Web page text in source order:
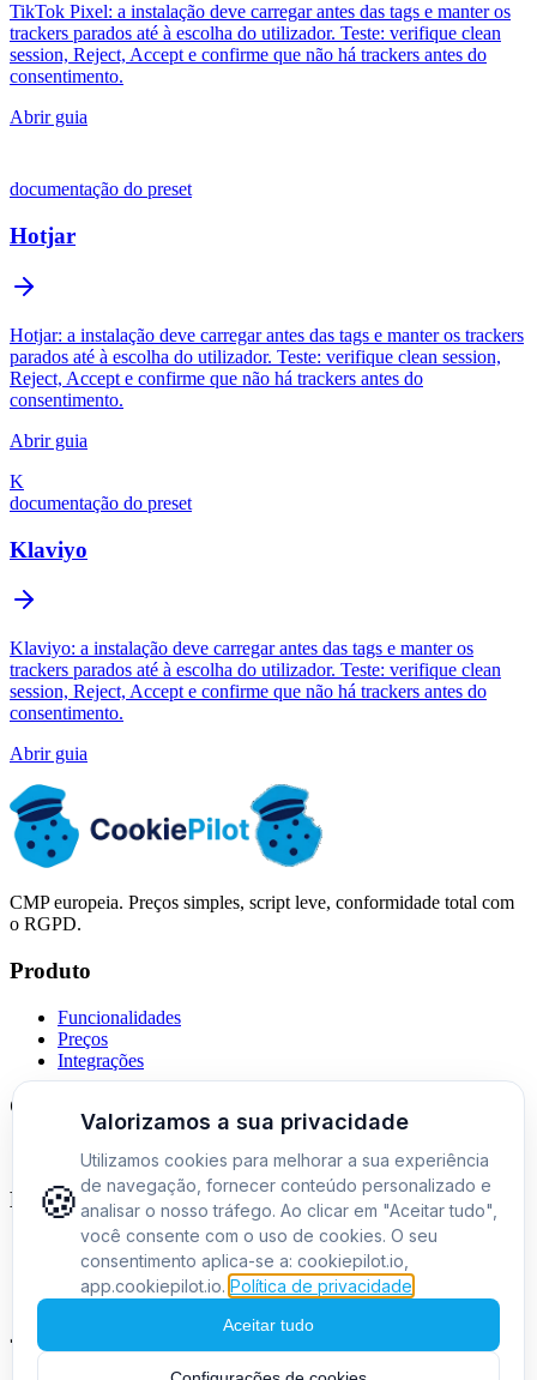
TikTok Pixel: a instalação deve carregar antes das tags e manter os
trackers parados até à escolha do utilizador. Teste: verifique clean
session, Reject, Accept e confirme que não há trackers antes do
consentimento.
Abrir guia
documentação do preset
Hotjar
Hotjar: a instalação deve carregar antes das tags e manter os trackers
parados até à escolha do utilizador. Teste: verifique clean session,
Reject, Accept e confirme que não há trackers antes do
consentimento.
Abrir guia
K
documentação do preset
Klaviyo
Klaviyo: a instalação deve carregar antes das tags e manter os
trackers parados até à escolha do utilizador. Teste: verifique clean
session, Reject, Accept e confirme que não há trackers antes do
consentimento.
Abrir guia
CMP europeia. Preços simples, script leve, conformidade total com
o RGPD.
Produto
Funcionalidades
Preços
Integrações
Comparações
Alternativa ao Cookiebot
Empresa
Sobre nós
Contacto
Blog
Jurídico